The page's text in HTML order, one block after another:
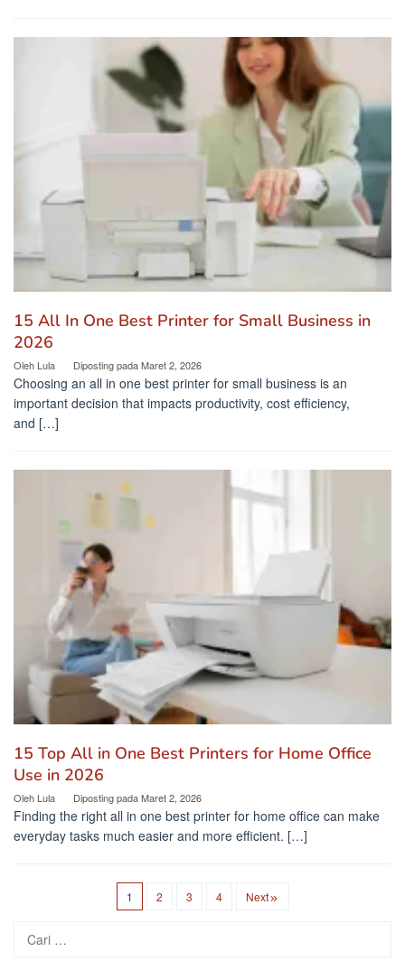
15 All In One Best Printer for Small Business in
2026
Oleh Lula Diposting padaMaret 2, 2026
Choosing an all in one best printer for small business is an
important decision that impacts productivity, cost efficiency,
and […]
15 Top All in One Best Printers for Home Office
Use in 2026
Oleh Lula Diposting padaMaret 2, 2026
Finding the right all in one best printer for home office can make
everyday tasks much easier and more efficient. […]
1 2 3 4 Next
untuk: